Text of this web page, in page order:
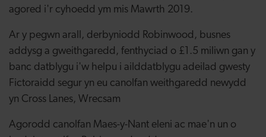
agored i'r cyhoedd ym mis Mawrth 2019.
Ar y pegwn arall, derbyniodd Robinwood, busnes
addysg a gweithgaredd, fenthyciad o £1.5 miliwn gan y
banc datblygu i'w helpu i ailddatblygu adeilad gwesty
Fictoraidd segur yn eu canolfan weithgaredd newydd
yn Cross Lanes, Wrecsam
Agorodd canolfan Maes-y-Nant eleni ac mae'n un o